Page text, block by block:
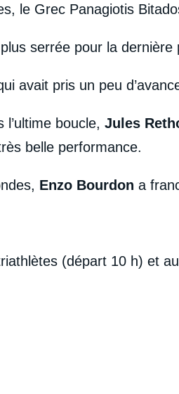
le Grec Panagiotis
serrée pour la dernière
avait pris un peu
l’ultime boucle,Jules
belle performance.
Enzo Bourdon a
(départ 10 h) et